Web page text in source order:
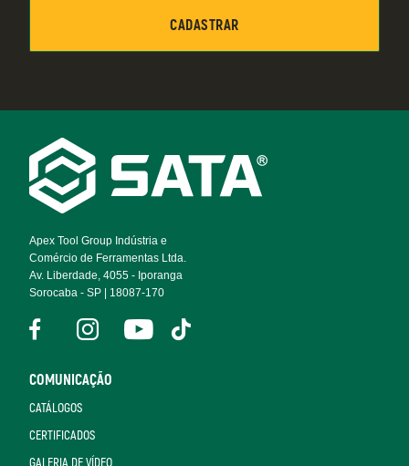
Footer
Navigation
Apex Tool Group Indústria e
Comércio de Ferramentas Ltda.
Av. Liberdade, 4055 - Iporanga
Sorocaba - SP | 18087-170
COMUNICAÇÃO
CATÁLOGOS
CERTIFICADOS